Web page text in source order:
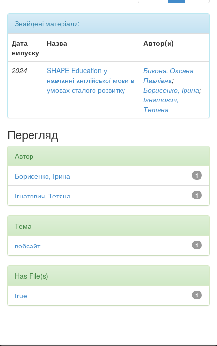
Знайдені матеріали:
Дата
випуску
Назва Автор(и)
2024
SHAPE Education у
навчанні англійської мови в
умовах сталого розвитку
Биконя, Оксана
Павлівна;
Борисенко, Ірина;
Ігнатович,
Тетяна
Перегляд
Автор
1
Борисенко, Ірина
1
Ігнатович, Тетяна
Тема
1
вебсайт
Has File(s)
1
true